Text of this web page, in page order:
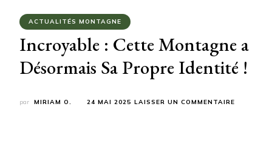
ACTUALITÉS MONTAGNE
Incroyable : Cette Montagne a
Désormais Sa Propre Identité !
par MIRIAM O. 24 MAI 2025 LAISSER UN COMMENTAIRE